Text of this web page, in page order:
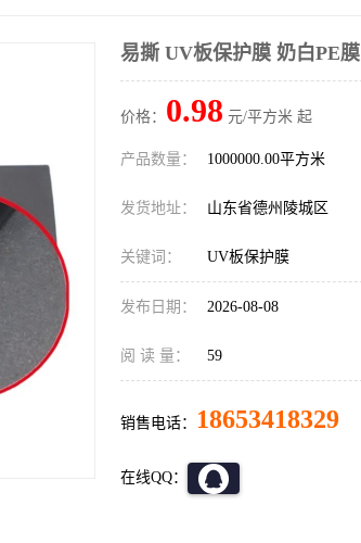
易撕 UV板保护膜 奶白PE膜
价格： 0.98 元/平方米 起
产品数量： 1000000.00平方米
发货地址： 山东省德州陵城区
关键词： UV板保护膜
发布日期： 2026-08-08
阅 读 量： 59
销售电话： 18653418329
在线QQ：